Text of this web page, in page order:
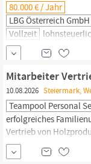
80.000 € / Jahr
LBG Österreich
Vollzeit
arbeitsrechtlichen
Grundlagen für
Unternehmen bei
organisatorischen
unseren
kaufmännische
Mitarbeiter
10.08.2026 Steiermark,
Teampool Personal
erfolgreiches
Vertrieb von
Vertriebsinnendienst
internationalen